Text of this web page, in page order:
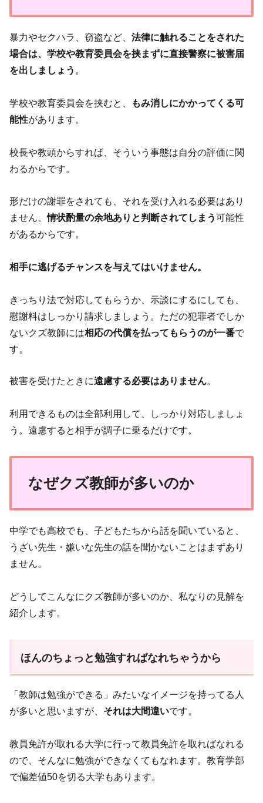
暴力やセクハラ、窃盗など、法律に触れることをされた
場合は、学校や教育委員会を挟まずに直接警察に被害届
を出しましょう 。
学校や教育委員会を挟むと、
もみ消しにかかってくる可
能性があります。
校長や教頭からすれば、そういう事態は自分の評価に関
わるからです。
形だけの謝罪をされても、それを受け入れる必要はあり
ません。情状酌量の余地ありと判断されてしまう可能性
があるからです。
相手に逃げるチャンスを与えてはいけません。
きっちり法で対応してもらうか、示談にするにしても、
慰謝料はしっかり請求しましょう。ただの犯罪者でしか
ないクズ教師には相応の代償を払ってもらうのが一番で
す。
被害を受けたときに遠慮する必要はありません。
利用できるものは全部利用して、しっかり対応しましょ
う。遠慮すると相手が調子に乗るだけです。
なぜクズ教師が多いのか
中学でも高校でも、子どもたちから話を聞いていると、
うざい先生・嫌いな先生の話を聞かないことはまずあり
ません。
どうしてこんなにクズ教師が多いのか、私なりの見解を
紹介します。
ほんのちょっと勉強すればなれちゃうから
「教師は勉強ができる」みたいなイメージを持ってる人
が多いと思いますが、 それは大間違いです。
教員免許が取れる大学に行って教員免許を取ればなれる
ので、そんなに勉強ができなくてもなれます。教育学部
で偏差値50を切る大学もあります。